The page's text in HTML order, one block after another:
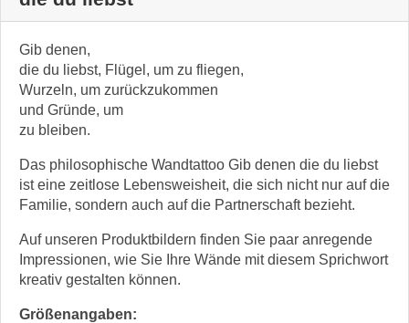
Gib denen,
die du liebst, Flügel, um zu fliegen,
Wurzeln, um zurückzukommen
und Gründe, um
zu bleiben.
Das philosophische Wandtattoo Gib denen die du liebst
ist eine zeitlose Lebensweisheit, die sich nicht nur auf die
Familie, sondern auch auf die Partnerschaft bezieht.
Auf unseren Produktbildern finden Sie paar anregende
Impressionen, wie Sie Ihre Wände mit diesem Sprichwort
kreativ gestalten können.
Größenangaben: